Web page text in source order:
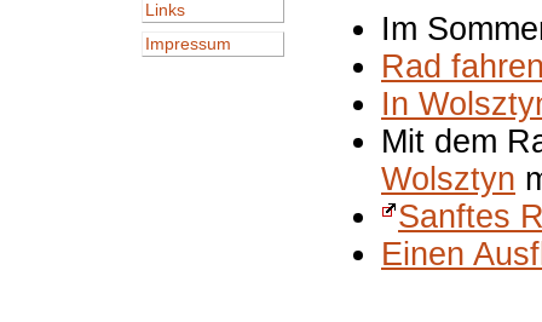
Links
Impressum
Im
Rad
In
Mit dem
Wolsztyn
Sanftes
Einen